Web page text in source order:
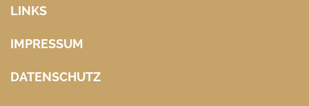
LINKS
IMPRESSUM
DATENSCHUTZ